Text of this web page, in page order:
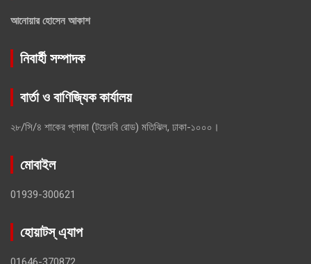
আনোয়ার হোসেন আকাশ
নিবার্হী সম্পাদক
বার্তা ও বাণিজ্যিক কার্যালয়
২৮/সি/৪ শাকের প্লাজা (টয়েনবি রোড) মতিঝিল, ঢাকা-১০০০।
মোবাইল
01939-300621
হোয়াটস্ এ্যাপ